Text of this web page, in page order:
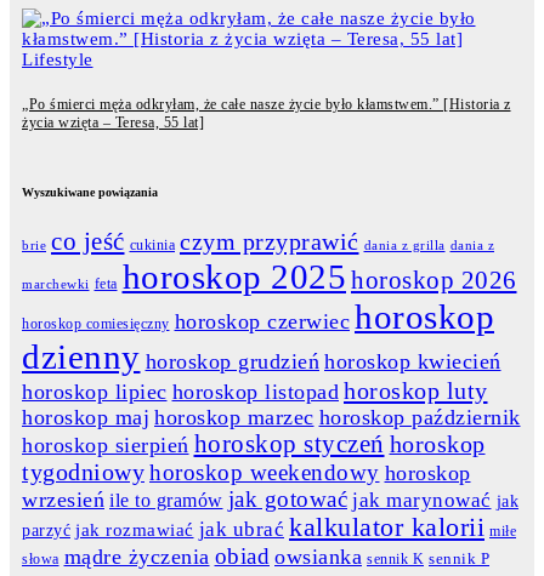
Lifestyle
„Po śmierci męża odkryłam, że całe nasze życie było kłamstwem.” [Historia z
życia wzięta – Teresa, 55 lat]
Wyszukiwane powiązania
brie co jeść cukinia czym przyprawić dania z grilla dania z
marchewki feta horoskop 2025 horoskop 2026
horoskop comiesięczny horoskop czerwiec horoskop
dzienny horoskop grudzień horoskop kwiecień
horoskop lipiec horoskop listopad horoskop luty
horoskop maj horoskop marzec horoskop październik
horoskop sierpień horoskop styczeń horoskop
tygodniowyhoroskop weekendowy horoskop
wrzesień ile to gramów jak gotować jak marynować jak
parzyć jak rozmawiać jak ubrać kalkulator kalorii miłe
słowa mądre życzenia obiad owsianka sennik K sennik P